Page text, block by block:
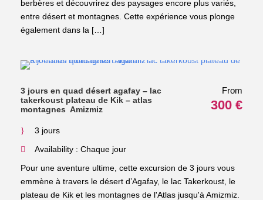
berbères et découvrirez des paysages encore plus variés,
entre désert et montagnes. Cette expérience vous plonge
également dans la […]
3 jours en quad désert agafay – lac
takerkoust plateau de Kik – atlas
montagnes Amizmiz
From
300 €
3 jours
Availability : Chaque jour
Pour une aventure ultime, cette excursion de 3 jours vous
emmène à travers le désert d’Agafay, le lac Takerkoust, le
plateau de Kik et les montagnes de l'Atlas jusqu'à Amizmiz.